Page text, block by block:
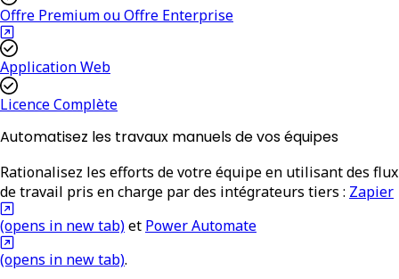
Offre Premium ou Offre Enterprise
Application Web
Licence Complète
Automatisez les travaux manuels de vos équipes
Rationalisez les efforts de votre équipe en utilisant des flux
de travail pris en charge par des intégrateurs tiers : Zapier
(opens in new tab)et Power Automate
(opens in new tab).